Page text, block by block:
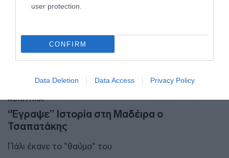
user protection.
CONFIRM
Data Deletion Data Access Privacy Policy
ΑΘΛΗΤΙΚΑ
“Έγραψε” Ιστορία στη Μαδέιρα ο
Τσαπατάκης
Πάλι έκανε το "θαύμα" του